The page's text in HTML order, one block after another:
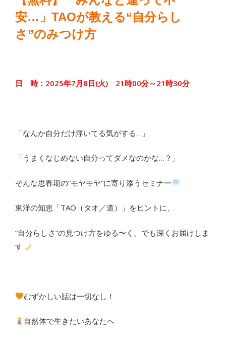
安…」TAOが教える“自分らし
さ”のみつけ方
日 時：2025年7月8日(火) 21時00分～21時30分
「なんか自分だけ浮いてる気がする…」
「うまくなじめない自分ってダメなのかな…？」
そんな思春期の“モヤモヤ”に寄り添うセミナー
東洋の知恵「TAO（タオ／道）」をヒントに、
“自分らしさ”の見つけ方をゆる〜く、でも深くお届けしま
す
むずかしい話は一切なし！
自然体で生きたいあなたへ